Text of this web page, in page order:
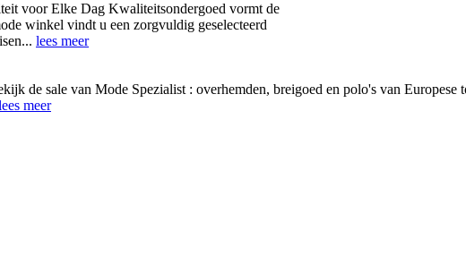
voor Elke Dag Kwaliteitsondergoed vormt de
winkel vindt u een zorgvuldig geselecteerd
lees meer
de sale van Mode Spezialist : overhemden, breigoed en polo's van
meer